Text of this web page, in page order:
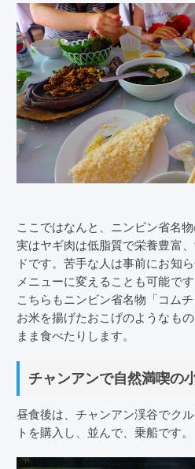
ここではなんと、ニンビン省名
実はヤギ肉は低脂質で栄養豊富
ドです。苦手な人は事前にお知
メニューに変えることも可能で
こちらもニンビン省名物「コムチ
お米を揚げたおこげのようなも
まま食べたりします。
チャンアンで自然満喫の
昼食後は、チャンアン渓谷でク
トを購入し、並んで、乗船です。